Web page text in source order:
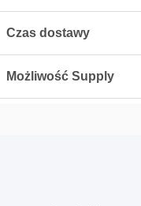
Czas dostawy
Możliwość Supply